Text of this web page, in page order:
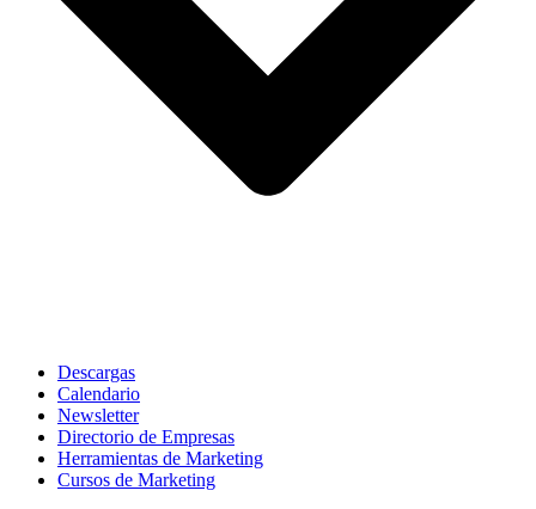
Descargas
Calendario
Newsletter
Directorio de Empresas
Herramientas de Marketing
Cursos de Marketing